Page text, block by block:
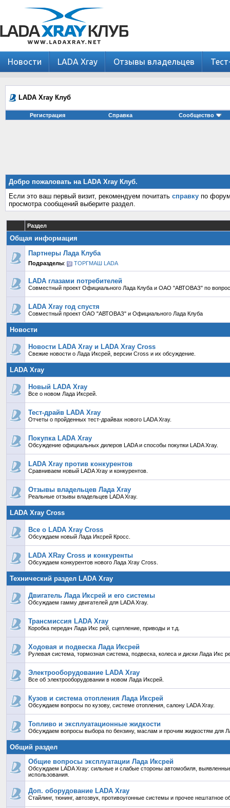
Новости LADA Xray Отзывы владельцев
LADA Xray Клуб
Регистрация Справка Сообщество
Добро пожаловать на LADA Xray Клуб.
Если это ваш первый визит, рекомендуем почитать справку по
просмотра сообщений выберите раздел.
Раздел
Общая информация
Партнеры Лада Клуба
Подразделы: ТОРГМАШ LADA
LADA глазами потребителей
Совместный проект Официального Лада Клуба и ОАО "АВТОВАЗ" по
LADA Xray год спустя
Совместный проект ОАО "АВТОВАЗ" и Официального Лада Клуба
Новости
Новости LADA Xray и LADA Xray Cross
Свежие новости о Лада Иксрей, версии Cross и их обсуждение.
LADA Xray
Новый LADA Xray
Все о новом Лада Иксрей.
Тест-драйв LADA Xray
Отчеты о пройденных тест-драйвах нового LADA Xray.
Покупка LADA Xray
Обсуждение официальных дилеров LADA и способы покупки LADA Xray.
LADA Xray против конкурентов
Сравниваем новый LADA Xray и конкурентов.
Отзывы владельцев Лада Xray
Реальные отзывы владельцев LADA Xray.
LADA Xray Cross
Все о LADA Xray Cross
Обсуждаем новый Лада Иксрей Кросс.
LADA XRay Cross и конкуренты
Обсуждаем конкурентов нового Лада Xray Cross.
Технический раздел LADA Xray
Двигатель Лада Иксрей и его системы
Обсуждаем гамму двигателей для LADA Xray.
Трансмиссия LADA Xray
Коробка передач Лада Икс рей, сцепление, приводы и т.д.
Ходовая и подвеска Лада Иксрей
Рулевая система, тормозная система, подвеска, колеса и диски Лада Икс
Электрооборудование LADA Xray
Все об электрооборудовании в новом Лада Иксрей.
Кузов и система отопления Лада Иксрей
Обсуждаем вопросы по кузову, системе отопления, салону LADA Xray.
Топливо и эксплуатационные жидкости
Обсуждаем вопросы выбора по бензину, маслам и прочим жидкостям для
Общий раздел
Общие вопросы эксплуатации Лада Иксрей
Обсуждаем LADA Xray: сильные и слабые стороны автомобиля,
использования.
Доп. оборудование LADA Xray
Стайлинг, тюнинг, автозвук, противоугонные системы и прочее нештатное